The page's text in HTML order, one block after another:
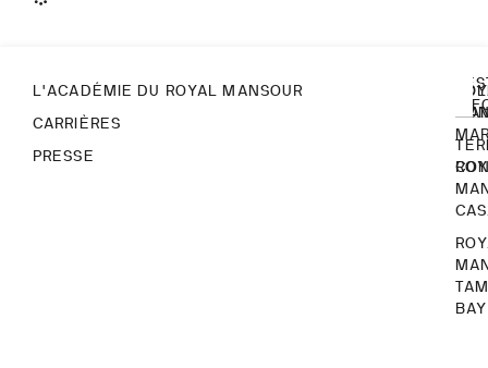
L'ACADÉMIE DU ROYAL MANSOUR
CARRIÈRES
PRESSE
BAY